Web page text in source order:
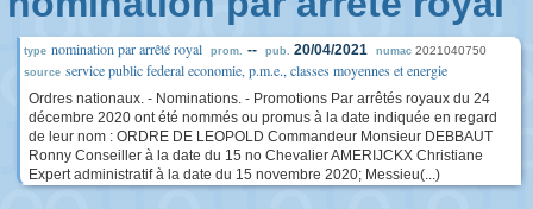
type nomination par arrêté royal prom. -- pub. 20/04/2021 numac 2021040750
source service public federal economie, p.m.e., classes moyennes et energie
Ordres nationaux. - Nominations. - Promotions Par arrêtés royaux du 24
décembre 2020 ont été nommés ou promus à la date indiquée en regard
de leur nom : ORDRE DE LEOPOLD Commandeur Monsieur DEBBAUT
Ronny Conseiller à la date du 15 no Chevalier AMERIJCKX Christiane
Expert administratif à la date du 15 novembre 2020; Messieu(...)